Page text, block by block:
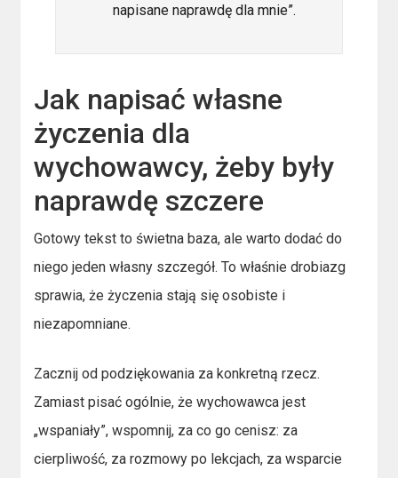
napisane naprawdę dla mnie”.
Jak napisać własne
życzenia dla
wychowawcy, żeby były
naprawdę szczere
Gotowy tekst to świetna baza, ale warto dodać do
niego jeden własny szczegół. To właśnie drobiazg
sprawia, że życzenia stają się osobiste i
niezapomniane.
Zacznij od podziękowania za konkretną rzecz.
Zamiast pisać ogólnie, że wychowawca jest
„wspaniały”, wspomnij, za co go cenisz: za
cierpliwość, za rozmowy po lekcjach, za wsparcie